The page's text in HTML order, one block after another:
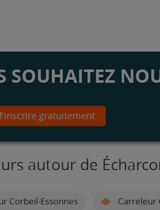
SOUHAITEZ
gratuitement
autour de
Corbeil-Essonnes Carreleur